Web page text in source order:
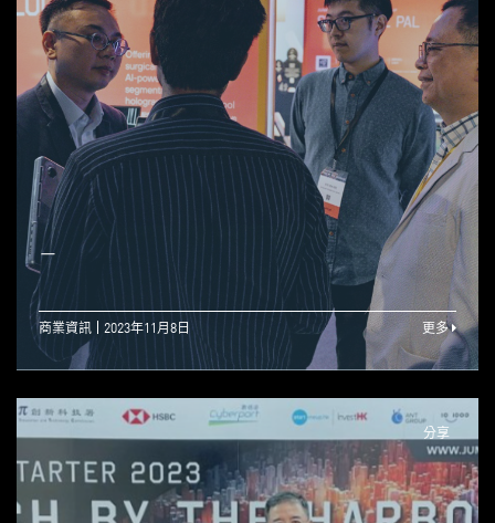
—
商業資訊 2023年11月8日 更多
分享